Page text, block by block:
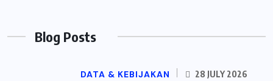
Blog Posts
DATA & KEBIJAKAN 28 JULY 2026